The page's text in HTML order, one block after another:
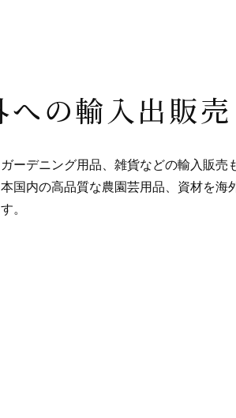
への輸入出販売
ーデニング用品、雑貨などの輸入販売
国内の高品質な農園芸用品、資材を海
。